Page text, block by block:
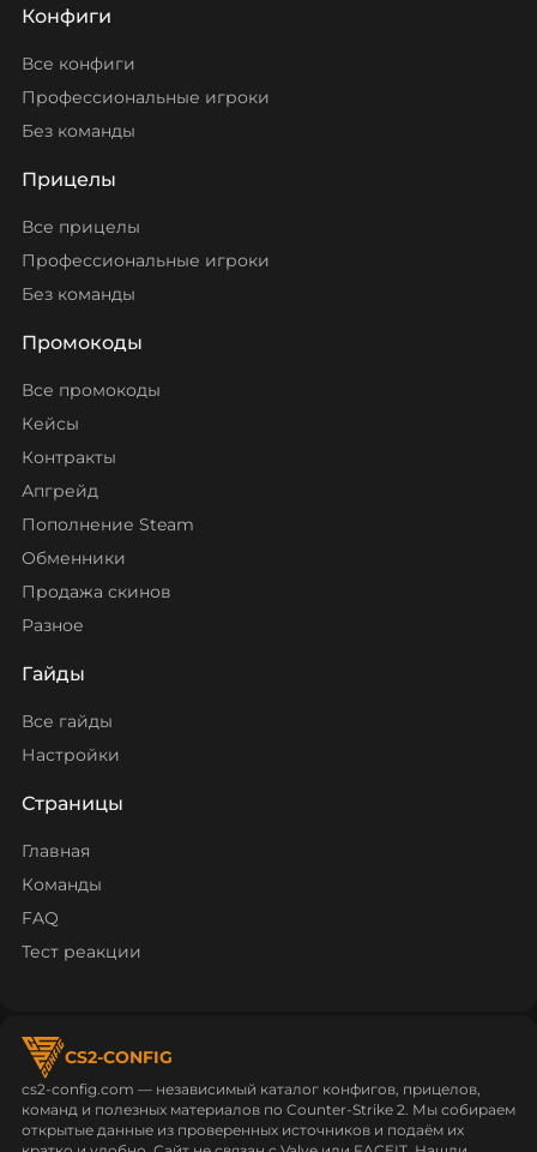
Конфиги
Все конфиги
Профессиональные игроки
Без команды
Прицелы
Все прицелы
Профессиональные игроки
Без команды
Промокоды
Все промокоды
Кейсы
Контракты
Апгрейд
Пополнение Steam
Обменники
Продажа скинов
Разное
Гайды
Все гайды
Настройки
Страницы
Главная
Команды
FAQ
Тест реакции
CS2-CONFIG
cs2-config.com — независимый каталог конфигов, прицелов,
команд и полезных материалов по Counter‑Strike 2. Мы собираем
открытые данные из проверенных источников и подаём их